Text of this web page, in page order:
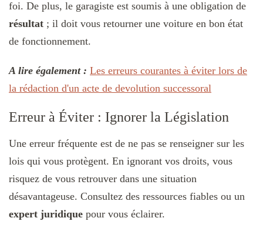
foi. De plus, le garagiste est soumis à une obligation de
résultat ; il doit vous retourner une voiture en bon état
de fonctionnement.
A lire également : Les erreurs courantes à éviter lors de
la rédaction d'un acte de devolution successoral
Erreur à Éviter : Ignorer la Législation
Une erreur fréquente est de ne pas se renseigner sur les
lois qui vous protègent. En ignorant vos droits, vous
risquez de vous retrouver dans une situation
désavantageuse. Consultez des ressources fiables ou un
expert juridique pour vous éclairer.